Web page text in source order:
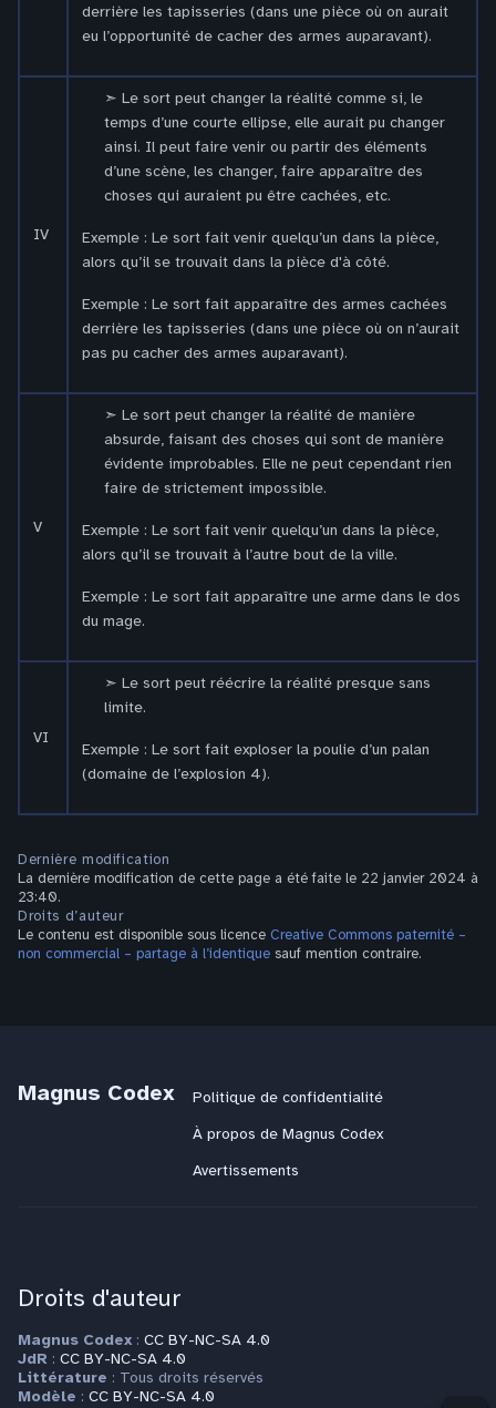
derrière les tapisseries (dans une pièce où on aurait
eu l’opportunité de cacher des armes auparavant).
IV
Le sort peut changer la réalité comme si, le
temps d’une courte ellipse, elle aurait pu changer
ainsi. Il peut faire venir ou partir des éléments
d’une scène, les changer, faire apparaître des
choses qui auraient pu être cachées, etc.
Exemple : Le sort fait venir quelqu’un dans la pièce,
alors qu’il se trouvait dans la pièce d'à côté.
Exemple : Le sort fait apparaître des armes cachées
derrière les tapisseries (dans une pièce où on n’aurait
pas pu cacher des armes auparavant).
V
Le sort peut changer la réalité de manière
absurde, faisant des choses qui sont de manière
évidente improbables. Elle ne peut cependant rien
faire de strictement impossible.
Exemple : Le sort fait venir quelqu’un dans la pièce,
alors qu’il se trouvait à l’autre bout de la ville.
Exemple : Le sort fait apparaître une arme dans le dos
du mage.
VI
Le sort peut réécrire la réalité presque sans
limite.
Exemple : Le sort fait exploser la poulie d’un palan
(domaine de l’explosion 4).
Dernière modification
La dernière modification de cette page a été faite le 22 janvier 2024 à
23:40.
Droits d’auteur
Le contenu est disponible sous licence Creative Commons paternité –
non commercial – partage à l’identique sauf mention contraire.
Magnus Codex
Politique de confidentialité
À propos de Magnus Codex
Avertissements
Droits d'auteur
Magnus Codex : CC BY-NC-SA 4.0
JdR : CC BY-NC-SA 4.0
Littérature : Tous droits réservés
Modèle : CC BY-NC-SA 4.0